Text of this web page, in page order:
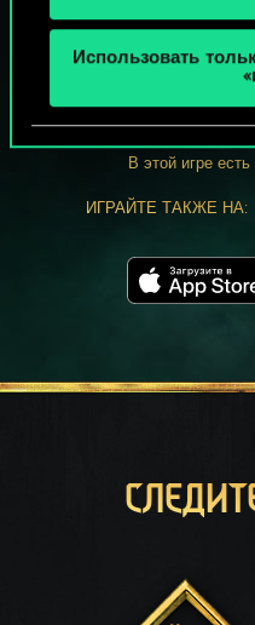
Использовать
В этой игре
ИГРАЙТЕ ТАКЖЕ НА: